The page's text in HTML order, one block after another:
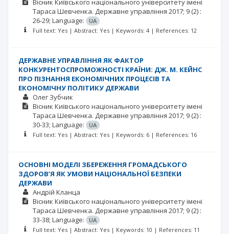
Вісник Київського національного університету імені
Тараса Шевченка. Державне управління 2017; 9 (2) :
26-29; Language:
UA
Full text: Yes | Abstract: Yes | Keywords: 4 | References: 12
ДЕРЖАВНЕ УПРАВЛІННЯ ЯК ФАКТОР
КОНКУРЕНТОСПРОМОЖНОСТІ КРАЇНИ: ДЖ. М. КЕЙНС
ПРО ПІЗНАННЯ ЕКОНОМІЧНИХ ПРОЦЕСІВ ТА
ЕКОНОМІЧНУ ПОЛІТИКУ ДЕРЖАВИ
Олег Зубчик
Вісник Київського національного університету імені
Тараса Шевченка. Державне управління 2017; 9 (2) :
30-33; Language:
UA
Full text: Yes | Abstract: Yes | Keywords: 6 | References: 16
ОСНОВНІ МОДЕЛІ ЗБЕРЕЖЕННЯ ГРОМАДСЬКОГО
ЗДОРОВ’Я ЯК УМОВИ НАЦІОНАЛЬНОЇ БЕЗПЕКИ
ДЕРЖАВИ
Андрій Кланца
Вісник Київського національного університету імені
Тараса Шевченка. Державне управління 2017; 9 (2) :
33-38; Language:
UA
Full text: Yes | Abstract: Yes | Keywords: 10 | References: 11